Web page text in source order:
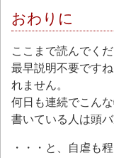
おわりに
ここまで読んでく
最早説明不要です
れません。
何日も連続でこん
書いている人は頭
・・・と、自虐も